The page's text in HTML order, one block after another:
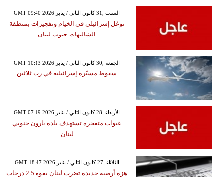
GMT 09:40 2026 السبت ,31 كانون الثاني / يناير
توغل إسرائيلي في الخيام وتفجيرات بمنطقة
الشاليهات جنوب لبنان
GMT 10:13 2026 الجمعة ,30 كانون الثاني / يناير
سقوط مسيّرة إسرائيلية في رب ثلاثين
GMT 07:19 2026 الأربعاء ,28 كانون الثاني / يناير
عبوات متفجرة تستهدف بلدة يارون جنوبي
لبنان
GMT 18:47 2026 الثلاثاء ,27 كانون الثاني / يناير
هزة أرضية جديدة تضرب لبنان بقوة 2.5 درجات